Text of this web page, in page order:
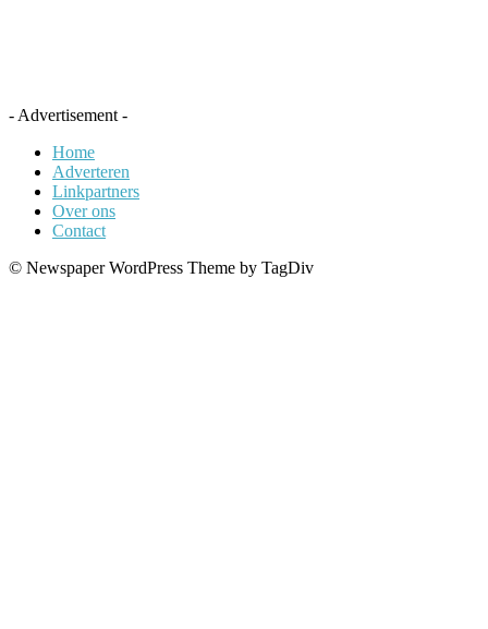
- Advertisement -
Home
Adverteren
Linkpartners
Over ons
Contact
© Newspaper WordPress Theme by TagDiv